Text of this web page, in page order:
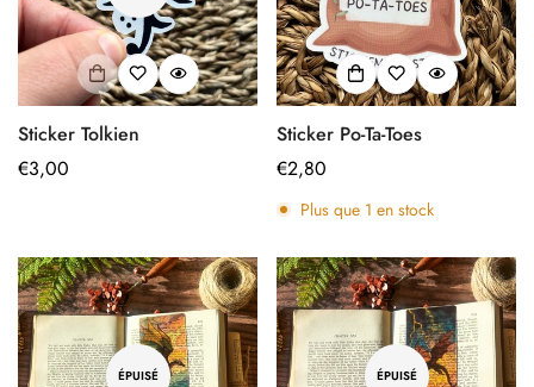
Sticker Tolkien
Prix
€3,00
Sticker Po-Ta-Toes
Prix
régulier
€2,80
Plus que 1 en stock
ÉPUISÉ ÉPUISÉ